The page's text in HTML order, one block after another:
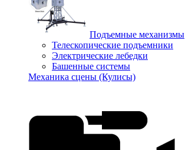
Подъемные механизмы
Телескопические подъемники
Электрические лебедки
Башенные системы
Механика сцены (Кулисы)